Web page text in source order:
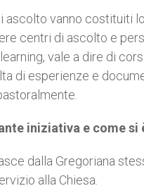
ascolto vanno costituiti
centri di ascolto e
vale a dire di
di esperienze e
iniziativa e come
dalla Gregoriana
alla Chiesa.